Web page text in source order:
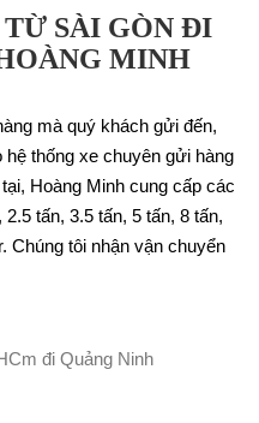
SÀI GÒN ĐI
MINH
mà quý khách gửi đến,
thống xe chuyên gửi hàng
Hoàng Minh cung cấp các
tấn, 3.5 tấn, 5 tấn, 8 tấn,
Chúng tôi nhận vận chuyển